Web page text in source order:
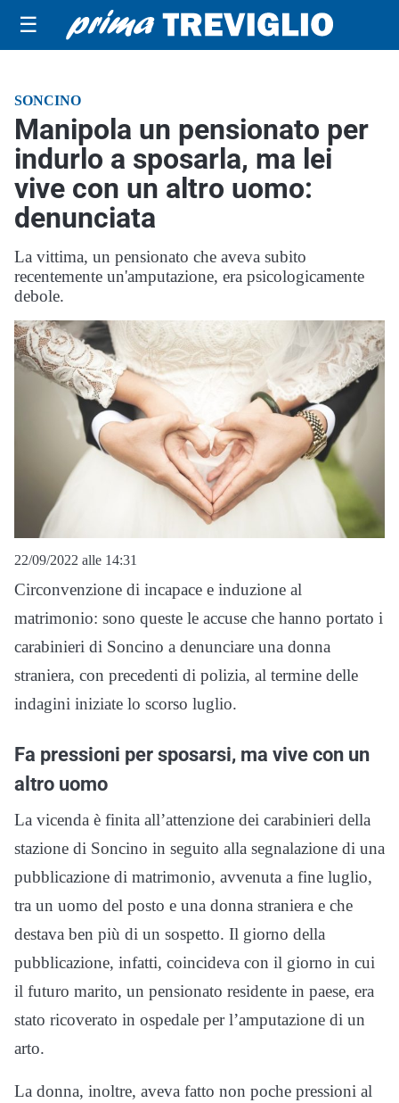
☰
SONCINO
Manipola un pensionato per
indurlo a sposarla, ma lei
vive con un altro uomo:
denunciata
La vittima, un pensionato che aveva subito
recentemente un'amputazione, era psicologicamente
debole.
22/09/2022 alle 14:31
Circonvenzione di incapace e induzione al
matrimonio: sono queste le accuse che hanno portato i
carabinieri di Soncino a denunciare una donna
straniera, con precedenti di polizia, al termine delle
indagini iniziate lo scorso luglio.
Fa pressioni per sposarsi, ma vive con un
altro uomo
La vicenda è finita all’attenzione dei carabinieri della
stazione di Soncino in seguito alla segnalazione di una
pubblicazione di matrimonio, avvenuta a fine luglio,
tra un uomo del posto e una donna straniera e che
destava ben più di un sospetto. Il giorno della
pubblicazione, infatti, coincideva con il giorno in cui
il futuro marito, un pensionato residente in paese, era
stato ricoverato in ospedale per l’amputazione di un
arto.
La donna, inoltre, aveva fatto non poche pressioni al